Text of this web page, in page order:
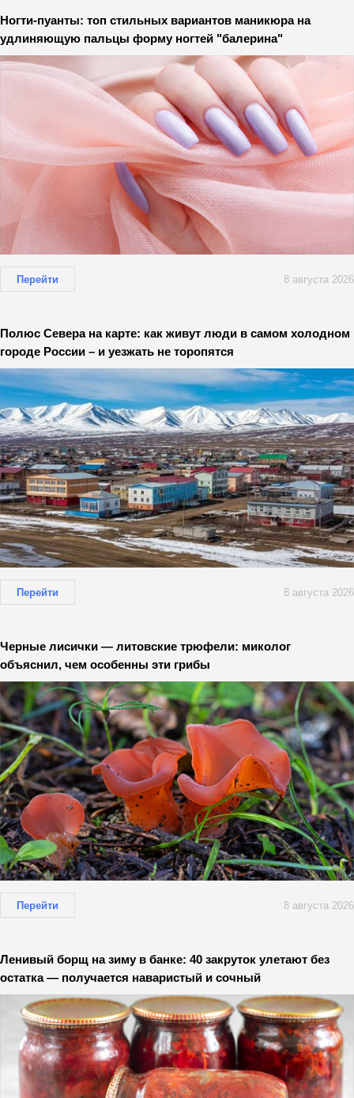
Ногти-пуанты: топ стильных вариантов маникюра на
удлиняющую пальцы форму ногтей "балерина"
Перейти 8 августа 2026
Полюс Севера на карте: как живут люди в самом холодном
городе России – и уезжать не торопятся
Перейти 8 августа 2026
Черные лисички — литовские трюфели: миколог
объяснил, чем особенны эти грибы
Перейти 8 августа 2026
Ленивый борщ на зиму в банке: 40 закруток улетают без
остатка — получается наваристый и сочный